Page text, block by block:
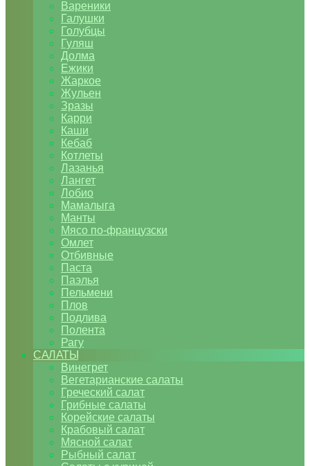
Вареники
Галушки
Голубцы
Гуляш
Долма
Ежики
Жаркое
Жульен
Зразы
Карри
Каши
Кебаб
Котлеты
Лазанья
Лангет
Лобио
Мамалыга
Манты
Мясо по-французски
Омлет
Отбивные
Паста
Паэлья
Пельмени
Плов
Подлива
Полента
Рагу
САЛАТЫ
Винегрет
Вегетарианские салаты
Греческий салат
Грибные салаты
Корейские салаты
Крабовый салат
Мясной салат
Рыбный салат